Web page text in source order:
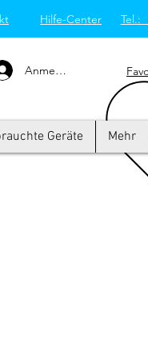
Hilfe-Center Tel.:
Anmelden
Geräte Mehr